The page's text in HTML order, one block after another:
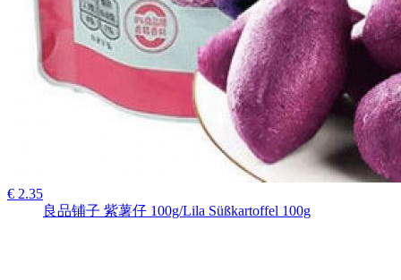
€ 2.35
良品铺子 紫薯仔 100g/Lila Süßkartoffel 100g